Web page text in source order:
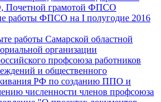
грамотой ФПСО
работы ФПСО на I полугодие 2016
работы Самарской областной
организации
профсоюза работников
и общественного
РФ по созданию ППО и
численности членов профсоюза